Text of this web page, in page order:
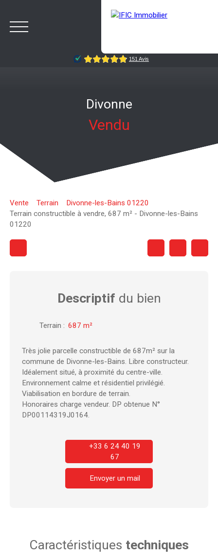
VENDRE NOTRE AGENCE
Rappelez-moi
Divonne
Vendu
Vente Terrain
Divonne-les-Bains 01220
Terrain constructible à vendre, 687 m² - Divonne-les-Bains
01220
Descriptif du bien
Terrain : 687 m²
Très jolie parcelle constructible de 687m² sur la
commune de Divonne-les-Bains. Libre constructeur.
Idéalement situé, à proximité du centre-ville.
Environnement calme et résidentiel privilégié.
Viabilisation en bordure de terrain.
Honoraires charge vendeur. DP obtenue N°
DP00114319J0164.
+33 6 24 40 19
67
Envoyer un mail
Caractéristiques techniques